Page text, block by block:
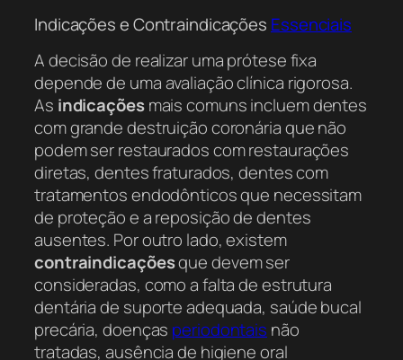
Indicações e Contraindicações Essenciais
A decisão de realizar uma prótese fixa
depende de uma avaliação clínica rigorosa.
As indicaçõesmais comuns incluem dentes
com grande destruição coronária que não
podem ser restaurados com restaurações
diretas, dentes fraturados, dentes com
tratamentos endodônticos que necessitam
de proteção e a reposição de dentes
ausentes. Por outro lado, existem
contraindicaçõesque devem ser
consideradas, como a falta de estrutura
dentária de suporte adequada, saúde bucal
precária, doenças periodontais não
tratadas, ausência de higiene oral